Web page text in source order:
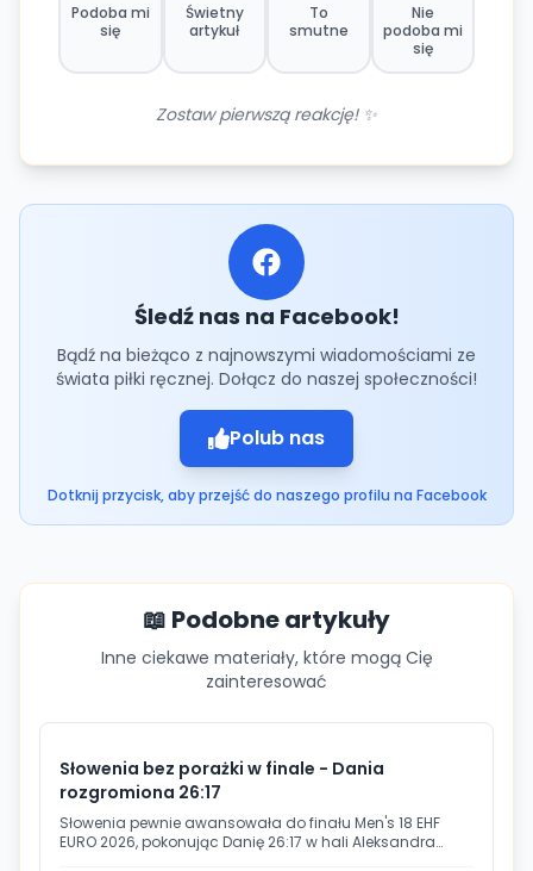
Podoba mi
się
Świetny
artykuł
To
smutne
Nie
podoba mi
się
Zostaw pierwszą reakcję! ✨
Śledź nas na Facebook!
Bądź na bieżąco z najnowszymi wiadomościami ze
świata piłki ręcznej. Dołącz do naszej społeczności!
Polub nas
Dotknij przycisk, aby przejść do naszego profilu na Facebook
📖 Podobne artykuły
Inne ciekawe materiały, które mogą Cię
zainteresować
Słowenia bez porażki w finale - Dania
rozgromiona 26:17
Słowenia pewnie awansowała do finału Men's 18 EHF
EURO 2026, pokonując Danię 26:17 w hali Aleksandra